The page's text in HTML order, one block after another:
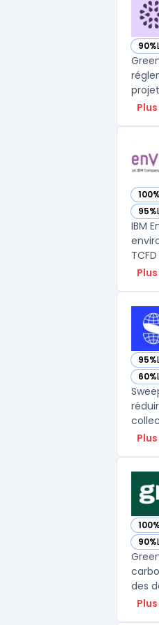
90%
—
100%
—
95%
—
IBM
95%
—
60%
—
100%
—
90%
—
des